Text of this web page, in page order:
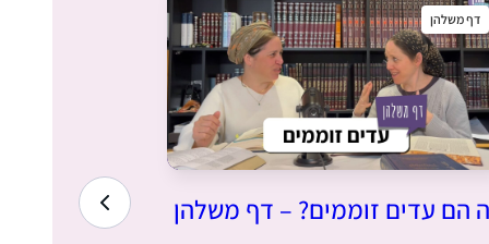
דף משלהן
הם עדים זוממים? – דף משלהן הקדמה